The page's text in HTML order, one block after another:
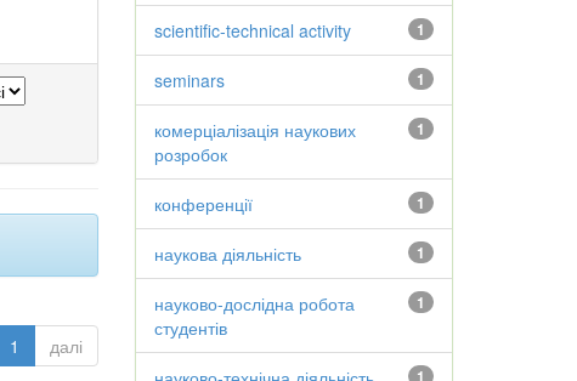
1 далі
1
scientific-technical activity
1
seminars
1
комерціалізація наукових
розробок
1
конференції
1
наукова діяльність
1
науково-дослідна робота
студентів
1